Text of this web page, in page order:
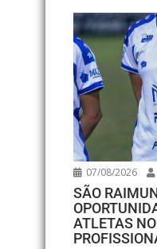
07/08/2026
SÃO
ATLETAS